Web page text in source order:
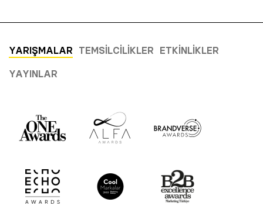
YARIŞMALAR TEMSILCILIKLER ETKINLIKLER
YAYINLAR